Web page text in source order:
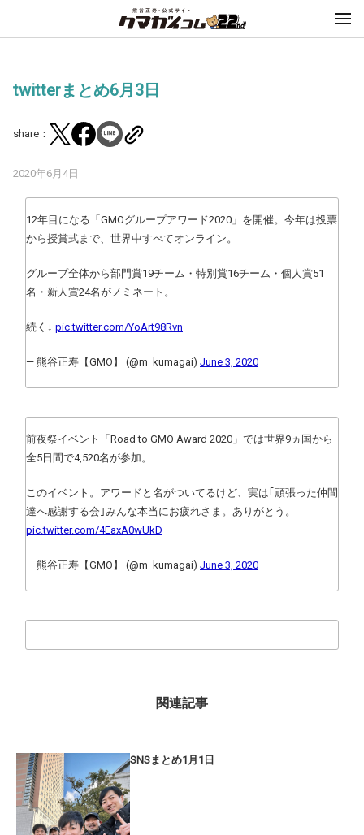
twitterまとめ6月3日
share：
2020年6月4日
12年目になる「GMOグループアワード2020」を開催。今年は投票
から授賞式まで、世界中すべてオンライン。
グループ全体から部門賞19チーム・特別賞16チーム・個人賞51
名・新人賞24名がノミネート。
続く↓ pic.twitter.com/YoArt98Rvn
— 熊谷正寿【GMO】 (@m_kumagai) June 3, 2020
前夜祭イベント「Road to GMO Award 2020」では世界9ヵ国から
全5日間で4,520名が参加。
このイベント。アワードと名がついてるけど、実は｢頑張った仲間
達へ感謝する会｣みんな本当にお疲れさま。ありがとう。
pic.twitter.com/4EaxA0wUkD
— 熊谷正寿【GMO】 (@m_kumagai) June 3, 2020
関連記事
SNSまとめ1月1日